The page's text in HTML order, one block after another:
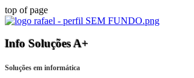
top of page
Info Soluções A+
Soluções em informática